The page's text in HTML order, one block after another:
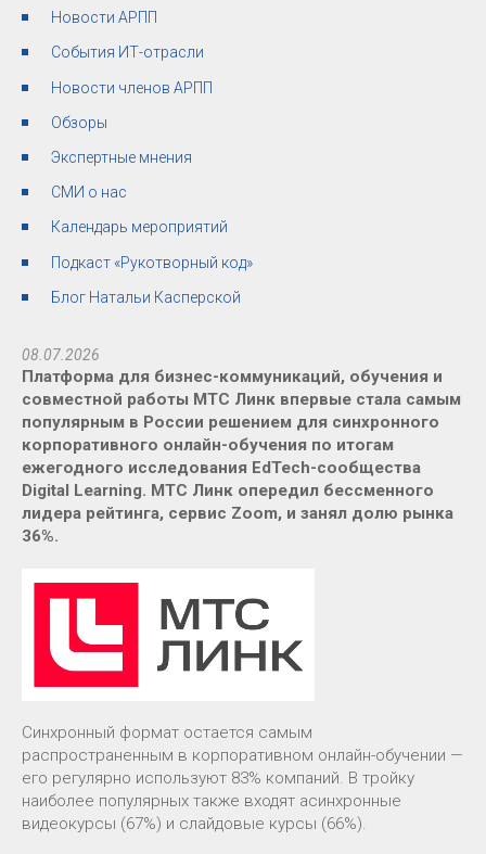
Новости АРПП
События ИТ-отрасли
Новости членов АРПП
Обзоры
Экспертные мнения
СМИ о нас
Календарь мероприятий
Подкаст «Рукотворный код»
Блог Натальи Касперской
08.07.2026
Платформа для бизнес-коммуникаций, обучения и
совместной работы МТС Линк впервые стала самым
популярным в России решением для синхронного
корпоративного онлайн-обучения по итогам
ежегодного исследования EdTech-сообщества
Digital Learning. МТС Линк опередил бессменного
лидера рейтинга, сервис Zoom, и занял долю рынка
36%.
Синхронный формат остается самым
распространенным в корпоративном онлайн-обучении —
его регулярно используют 83% компаний. В тройку
наиболее популярных также входят асинхронные
видеокурсы (67%) и слайдовые курсы (66%).